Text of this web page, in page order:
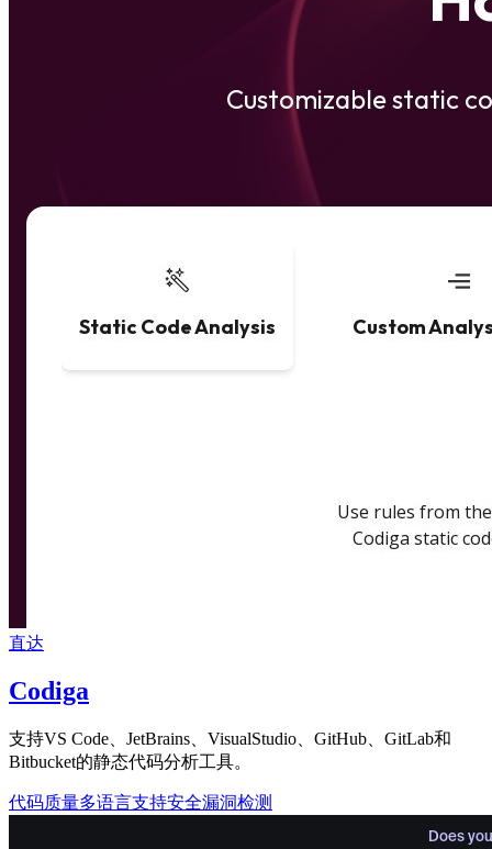
直达
Codiga
支持VS Code、JetBrains、VisualStudio、GitHub、GitLab和
Bitbucket的静态代码分析工具。
代码质量多语言支持安全漏洞检测